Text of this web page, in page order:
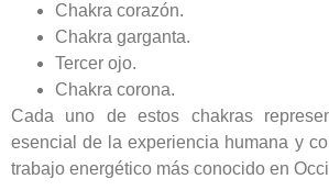
Chakra corazón.
Chakra garganta.
Tercer ojo.
Chakra corona.
Cada uno de estos chakras
esencial de la experiencia humana y
trabajo energético más conocido en